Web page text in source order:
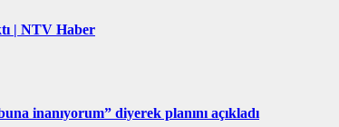
| NTV Haber
inanıyorum” diyerek planını açıkladı